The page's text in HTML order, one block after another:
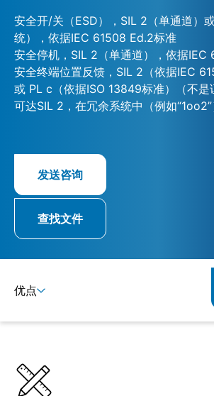
安全开/关（ESD），SIL 2（单通道）
统），依据IEC 61508 Ed.2标准
安全停机，SIL 2（单通道），依据IEC
安全终端位置反馈，SIL 2（依据IEC
或 PL c（依据ISO 13849标准）（不是
可达SIL 2，在冗余系统中（例如
发送咨询
查找文件
优点